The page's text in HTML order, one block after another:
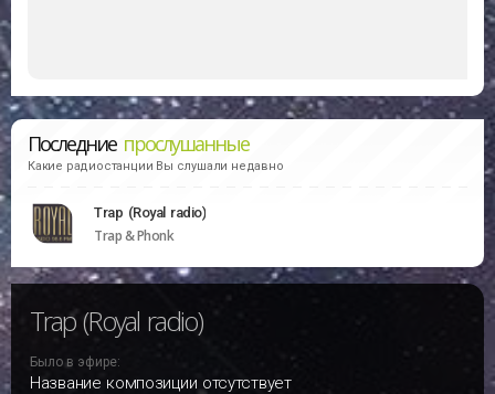
Последние прослушанные
Какие радиостанции Вы слушали недавно
Trap (Royal radio)
Trap & Phonk
Trap (Royal radio)
Было в эфире:
Название композиции отсутствует